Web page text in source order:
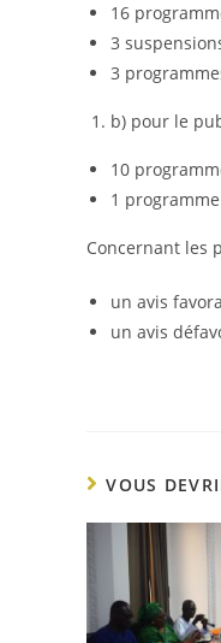
16
3
3
b) pour le
10
1
Concernant les
un avis
un avis
VOUS